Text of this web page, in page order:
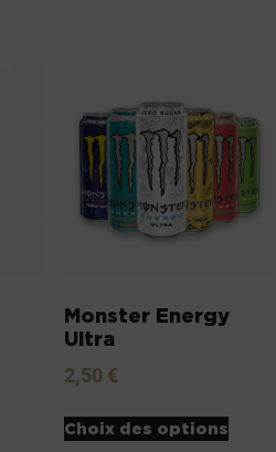
Monster Energy
Ultra
2,50 €
Choix des options